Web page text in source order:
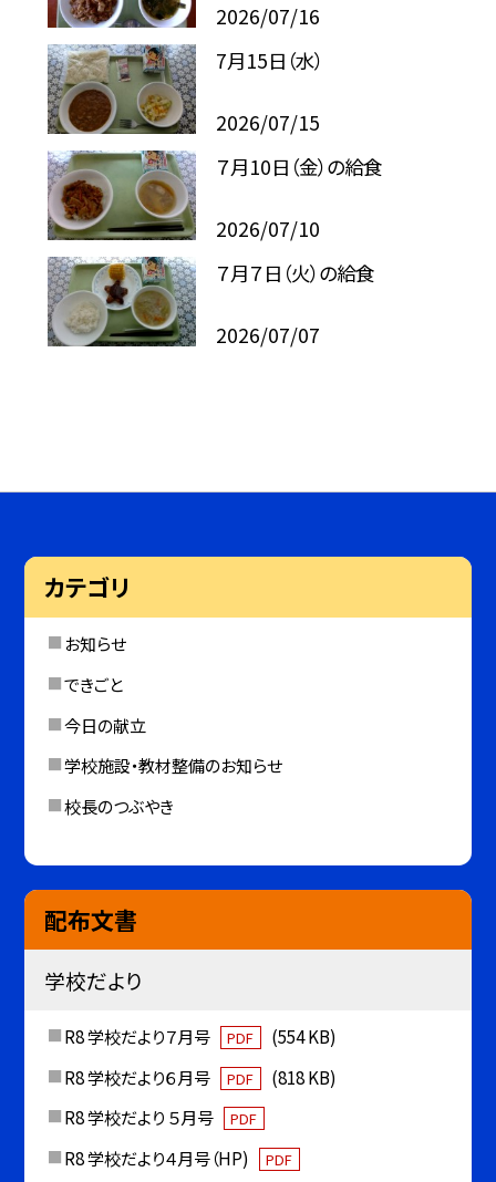
2026/07/16
7月15日（水）
2026/07/15
７月10日（金）の給食
2026/07/10
７月７日（火）の給食
2026/07/07
カテゴリ
お知らせ
できごと
今日の献立
学校施設・教材整備のお知らせ
校長のつぶやき
配布文書
学校だより
R8 学校だより７月号 PDF
(554 KB)
R8 学校だより６月号
PDF
(818 KB)
R8 学校だより ５月号
PDF
R8 学校だより４月号（HP) PDF